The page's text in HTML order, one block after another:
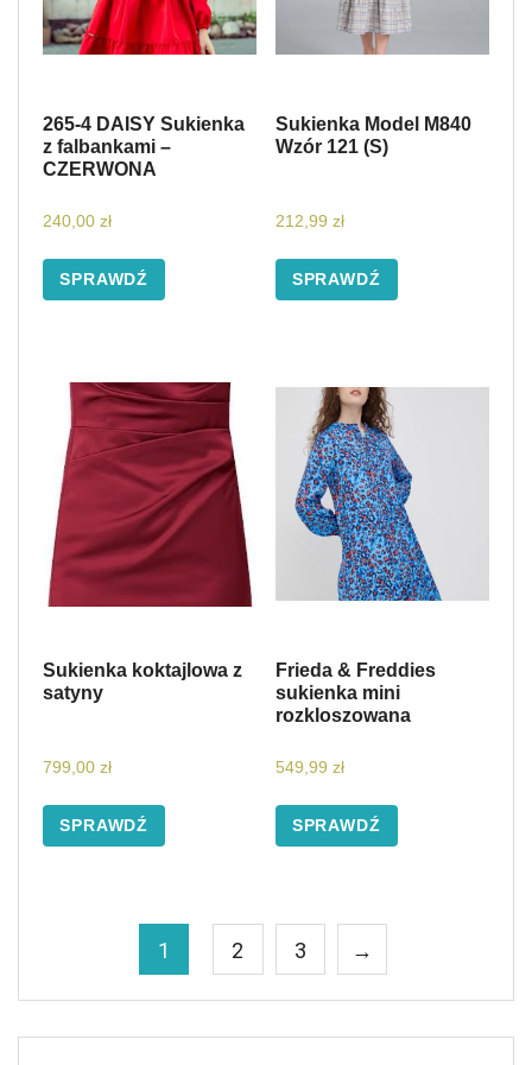
265-4 DAISY Sukienka
z falbankami –
CZERWONA
240,00 zł
SPRAWDŹ
Sukienka Model M840
Wzór 121 (S)
212,99 zł
SPRAWDŹ
Sukienka koktajlowa z
satyny
799,00 zł
SPRAWDŹ
Frieda & Freddies
sukienka mini
rozkloszowana
549,99 zł
SPRAWDŹ
1 2 3 →